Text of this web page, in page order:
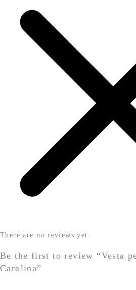
There are no reviews yet.
Be the first to review “Vesta
Carolina”